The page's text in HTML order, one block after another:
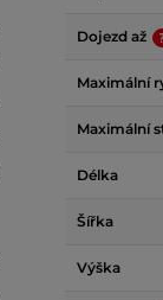
Dojezd až
Maximální
Maximální
Délka
Šířka
Výška